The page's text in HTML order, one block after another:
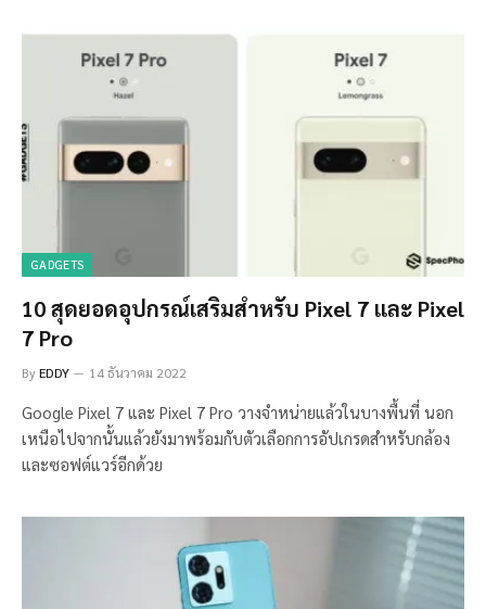
GADGETS
10 สุดยอดอุปกรณ์เสริมสำหรับ Pixel 7 และ Pixel
7 Pro
ByEDDY 14 ธันวาคม 2022
Google Pixel 7 และ Pixel 7 Pro วางจำหน่ายแล้วในบางพื้นที่ นอก
เหนือไปจากนั้นแล้วยังมาพร้อมกับตัวเลือกการอัปเกรดสำหรับกล้อง
และซอฟต์แวร์อีกด้วย